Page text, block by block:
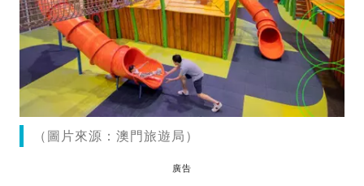
（圖片來源：澳門旅遊局）
廣告